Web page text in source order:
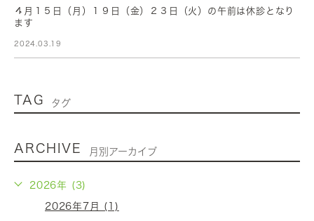
４月１５日（月）１９日（金）２３日（火）の午前は休診となり
ます
2024.03.19
TAG タグ
ARCHIVE 月別アーカイブ
2026年 (3)
2026年7月 (1)